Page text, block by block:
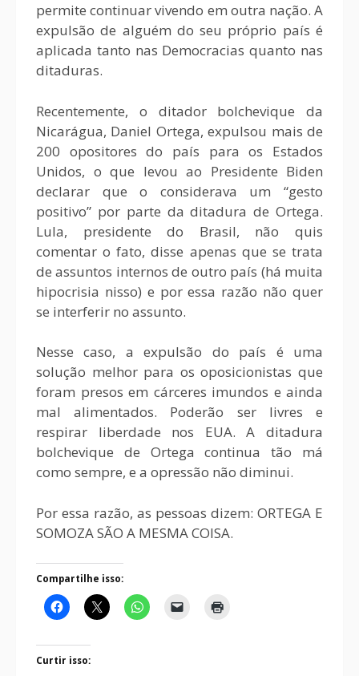
permite continuar vivendo em outra nação. A
expulsão de alguém do seu próprio país é
aplicada tanto nas Democracias quanto nas
ditaduras.
Recentemente, o ditador bolchevique da
Nicarágua, Daniel Ortega, expulsou mais de
200 opositores do país para os Estados
Unidos, o que levou ao Presidente Biden
declarar que o considerava um “gesto
positivo” por parte da ditadura de Ortega.
Lula, presidente do Brasil, não quis
comentar o fato, disse apenas que se trata
de assuntos internos de outro país (há muita
hipocrisia nisso) e por essa razão não quer
se interferir no assunto.
Nesse caso, a expulsão do país é uma
solução melhor para os oposicionistas que
foram presos em cárceres imundos e ainda
mal alimentados. Poderão ser livres e
respirar liberdade nos EUA. A ditadura
bolchevique de Ortega continua tão má
como sempre, e a opressão não diminui.
Por essa razão, as pessoas dizem: ORTEGA E
SOMOZA SÃO A MESMA COISA.
Compartilhe isso:
Curtir isso: